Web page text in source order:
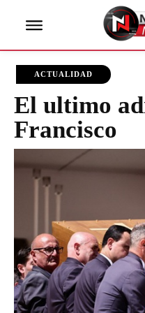
ACTUALIDAD
El ultimo
Francisco